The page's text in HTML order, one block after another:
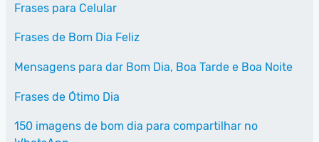
Frases para Celular
Frases de Bom Dia Feliz
Mensagens para dar Bom Dia, Boa Tarde e Boa Noite
Frases de Ótimo Dia
150 imagens de bom dia para compartilhar no